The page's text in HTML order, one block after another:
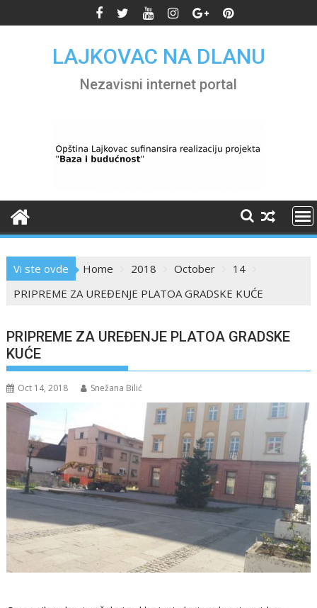
to
LAJKOVAC NA DLANU
Nezavisni internet portal
Vi ste ovde Home 2018 October
14
PRIPREME ZA UREĐENJE PLATOA GRADSKE KUĆE
PRIPREME ZA UREĐENJE PLATOA GRADSKE
KUĆE
Oct 14, 2018 Snežana Bilić